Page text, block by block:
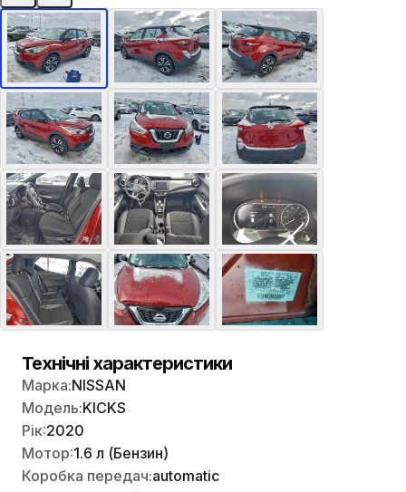
Технічні характеристики
Марка:NISSAN
Модель:KICKS
Рік:2020
Мотор:1.6 л (Бензин)
Коробка передач:automatic